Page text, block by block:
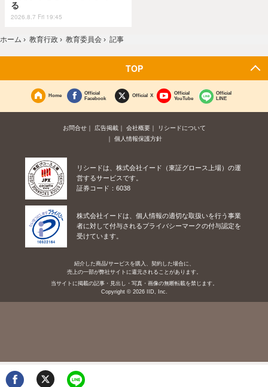
る
2026.8.7 Fri 19:45
ホーム › 教育行政 › 教育委員会 › 記事
TOP
Home
Official
Facebook
Official X
Official
YouTube
Official
LINE
お問合せ 広告掲載 会社概要
リシードについて
個人情報保護方針
リシードは、株式会社イード（東証グロース上場）の運
営するサービスです。
証券コード：6038
株式会社イードは、個人情報の適切な取扱いを行う事業
者に対して付与されるプライバシーマークの付与認定を
受けています。
紹介した商品/サービスを購入、契約した場合に、
売上の一部が弊社サイトに還元されることがあります。
当サイトに掲載の記事・見出し・写真・画像の無断転載を禁じます。
Copyright © 2026 IID, Inc.